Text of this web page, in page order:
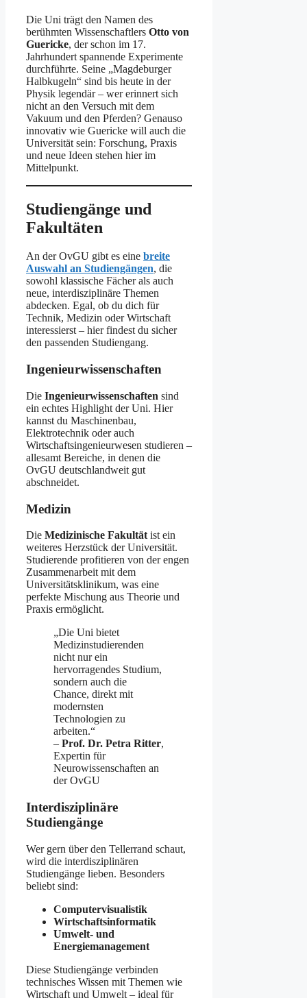
Die Uni trägt den Namen des
berühmten Wissenschaftlers Otto von
Guericke, der schon im 17.
Jahrhundert spannende Experimente
durchführte. Seine „Magdeburger
Halbkugeln“ sind bis heute in der
Physik legendär – wer erinnert sich
nicht an den Versuch mit dem
Vakuum und den Pferden? Genauso
innovativ wie Guericke will auch die
Universität sein: Forschung, Praxis
und neue Ideen stehen hier im
Mittelpunkt.
Studiengänge und
Fakultäten
An der OvGU gibt es eine breite
Auswahl an Studiengängen, die
sowohl klassische Fächer als auch
neue, interdisziplinäre Themen
abdecken. Egal, ob du dich für
Technik, Medizin oder Wirtschaft
interessierst – hier findest du sicher
den passenden Studiengang.
Ingenieurwissenschaften
Die Ingenieurwissenschaften sind
ein echtes Highlight der Uni. Hier
kannst du Maschinenbau,
Elektrotechnik oder auch
Wirtschaftsingenieurwesen studieren –
allesamt Bereiche, in denen die
OvGU deutschlandweit gut
abschneidet.
Medizin
Die Medizinische Fakultät ist ein
weiteres Herzstück der Universität.
Studierende profitieren von der engen
Zusammenarbeit mit dem
Universitätsklinikum, was eine
perfekte Mischung aus Theorie und
Praxis ermöglicht.
„Die Uni bietet
Medizinstudierenden
nicht nur ein
hervorragendes Studium,
sondern auch die
Chance, direkt mit
modernsten
Technologien zu
arbeiten.“
– Prof. Dr. Petra Ritter,
Expertin für
Neurowissenschaften an
der OvGU
Interdisziplinäre
Studiengänge
Wer gern über den Tellerrand schaut,
wird die interdisziplinären
Studiengänge lieben. Besonders
beliebt sind:
Computervisualistik
Wirtschaftsinformatik
Umwelt- und
Energiemanagement
Diese Studiengänge verbinden
technisches Wissen mit Themen wie
Wirtschaft und Umwelt – ideal für